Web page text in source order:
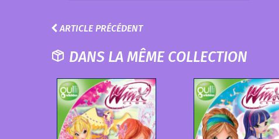
ARTICLE PRÉCÉDENT
DANS LA MÊME COLLECTION